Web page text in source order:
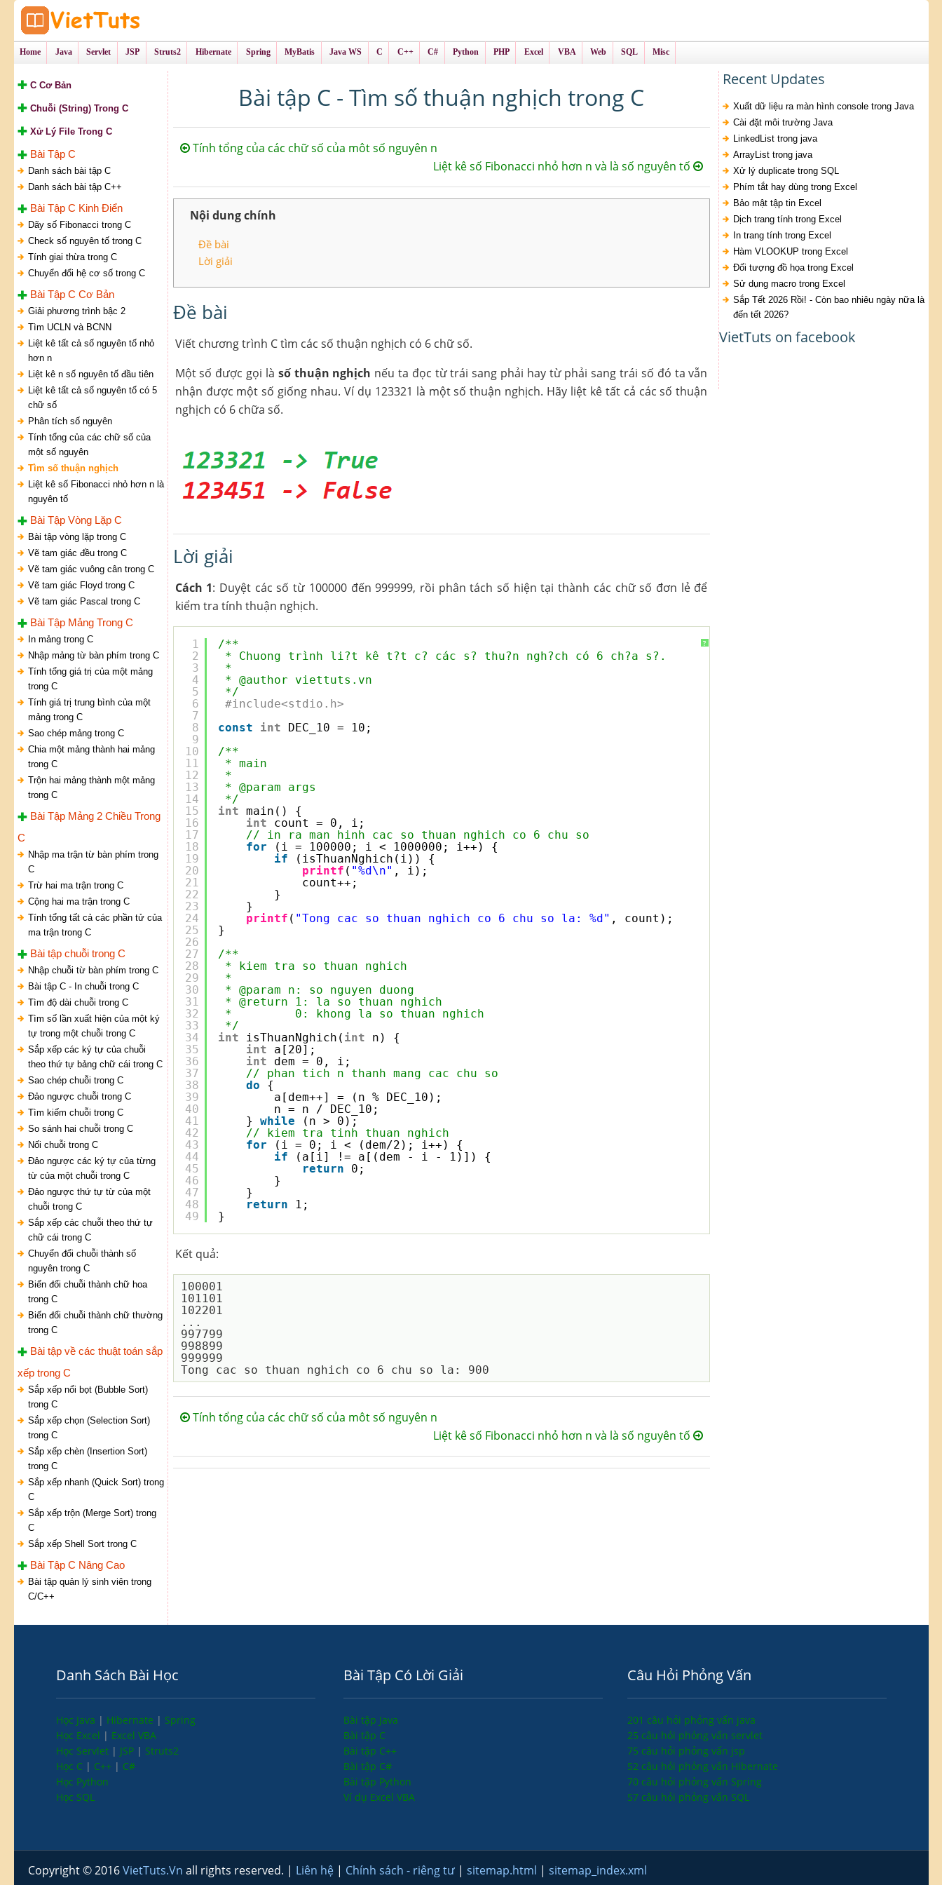
Home Java Servlet JSP Struts2 Hibernate Spring MyBatis Java WS C C++ C# Python PHP Excel VBA Web SQL Misc
C Cơ Bản
Chuỗi (String) Trong C
Xử Lý File Trong C
Bài Tập C
Danh sách bài tập C
Danh sách bài tập C++
Bài Tập C Kinh Điển
Dãy số Fibonacci trong C
Check số nguyên tố trong C
Tính giai thừa trong C
Chuyển đổi hệ cơ số trong C
Bài Tập C Cơ Bản
Giải phương trình bậc 2
Tìm UCLN và BCNN
Liệt kê tất cả số nguyên tố nhỏ
hơn n
Liệt kê n số nguyên tố đầu tiên
Liệt kê tất cả số nguyên tố có 5
chữ số
Phân tích số nguyên
Tính tổng của các chữ số của
một số nguyên
Tìm số thuận nghịch
Liệt kê số Fibonacci nhỏ hơn n là
nguyên tố
Bài Tập Vòng Lặp C
Bài tập vòng lặp trong C
Vẽ tam giác đều trong C
Vẽ tam giác vuông cân trong C
Vẽ tam giác Floyd trong C
Vẽ tam giác Pascal trong C
Bài Tập Mảng Trong C
In mảng trong C
Nhập mảng từ bàn phím trong C
Tính tổng giá trị của một mảng
trong C
Tính giá trị trung bình của một
mảng trong C
Sao chép mảng trong C
Chia một mảng thành hai mảng
trong C
Trộn hai mảng thành một mảng
trong C
Bài Tập Mảng 2 Chiều Trong
C
Nhập ma trận từ bàn phím trong
C
Trừ hai ma trận trong C
Cộng hai ma trận trong C
Tính tổng tất cả các phần tử của
ma trận trong C
Bài tập chuỗi trong C
Nhập chuỗi từ bàn phím trong C
Bài tập C - In chuỗi trong C
Tìm độ dài chuỗi trong C
Tìm số lần xuất hiện của một ký
tự trong một chuỗi trong C
Sắp xếp các ký tự của chuỗi
theo thứ tự bảng chữ cái trong C
Sao chép chuỗi trong C
Đảo ngược chuỗi trong C
Tìm kiếm chuỗi trong C
So sánh hai chuỗi trong C
Nối chuỗi trong C
Đảo ngược các ký tự của từng
từ của một chuỗi trong C
Đảo ngược thứ tự từ của một
chuỗi trong C
Sắp xếp các chuỗi theo thứ tự
chữ cái trong C
Chuyển đổi chuỗi thành số
nguyên trong C
Biến đổi chuỗi thành chữ hoa
trong C
Biến đổi chuỗi thành chữ thường
trong C
Bài tập về các thuật toán sắp
xếp trong C
Sắp xếp nổi bọt (Bubble Sort)
trong C
Sắp xếp chọn (Selection Sort)
trong C
Sắp xếp chèn (Insertion Sort)
trong C
Sắp xếp nhanh (Quick Sort) trong
C
Sắp xếp trộn (Merge Sort) trong
C
Sắp xếp Shell Sort trong C
Bài Tập C Nâng Cao
Bài tập quản lý sinh viên trong
C/C++
Bài tập C - Tìm số thuận nghịch trong C
Tính tổng của các chữ số của môt số nguyên n
Liệt kê số Fibonacci nhỏ hơn n và là số nguyên tố
Nội dung chính
Đề bài
Lời giải
Đề bài
Viết chương trình C tìm các số thuận nghịch có 6 chữ số.
Một số được gọi là số thuận nghịch nếu ta đọc từ trái sang phải hay từ phải sang trái số đó ta vẫn
nhận được một số giống nhau. Ví dụ 123321 là một số thuận nghịch. Hãy liệt kê tất cả các số thuận
nghịch có 6 chữa số.
Lời giải
Cách 1: Duyệt các số từ 100000 đến 999999, rồi phân tách số hiện tại thành các chữ số đơn lẻ để
kiểm tra tính thuận nghịch.
?
1
2
3
4
5
6
7
8
9
10
11
12
13
14
15
16
17
18
19
20
21
22
23
24
25
26
27
28
29
30
31
32
33
34
35
36
37
38
39
40
41
42
43
44
45
46
47
48
49
/**
* Chuong trình li?t kê t?t c? các s? thu?n ngh?ch có 6 ch?a s?.
*
* @author viettuts.vn
*/
#include<stdio.h>
const
int
DEC_10 = 10;
/**
* main
*
* @param args
*/
int main() {
int
count = 0, i;
// in ra man hinh cac so thuan nghich co 6 chu so
for
(i = 100000; i < 1000000; i++) {
if
(isThuanNghich(i)) {
printf ( "%d\n" , i);
count++;
}
}
printf ( "Tong cac so thuan nghich co 6 chu so la: %d" , count);
}
/**
* kiem tra so thuan nghich
*
* @param n: so nguyen duong
* @return 1: la so thuan nghich
*         0: khong la so thuan nghich
*/
int
isThuanNghich( int
n) {
int
a[20];
int
dem = 0, i;
// phan tich n thanh mang cac chu so
do
{
a[dem++] = (n % DEC_10);
n = n / DEC_10;
} while
(n > 0);
// kiem tra tinh thuan nghich
for
(i = 0; i < (dem/2); i++) {
if
(a[i] != a[(dem - i - 1)]) {
return
0;
}
}
return
1;
}
Kết quả:
100001
101101
102201
...
997799
998899
999999
Tính tổng của các chữ số của môt số nguyên n
Liệt kê số Fibonacci nhỏ hơn n và là số nguyên tố
Recent Updates
Xuất dữ liệu ra màn hình console trong Java
Cài đặt môi trường Java
LinkedList trong java
ArrayList trong java
Xử lý duplicate trong SQL
Phím tắt hay dùng trong Excel
Bảo mật tập tin Excel
Dịch trang tính trong Excel
In trang tính trong Excel
Hàm VLOOKUP trong Excel
Đối tượng đồ họa trong Excel
Sử dụng macro trong Excel
Sắp Tết 2026 Rồi! - Còn bao nhiêu ngày nữa là
đến tết 2026?
VietTuts on facebook
Danh Sách Bài Học
Học Java | Hibernate | Spring
Học Excel | Excel VBA
Học Servlet | JSP | Struts2
Học C | C++ | C#
Học Python
Học SQL
Bài Tập Có Lời Giải
Bài tập Java
Bài tập C
Bài tập C++
Bài tập C#
Bài tập Python
Ví dụ Excel VBA
Câu Hỏi Phỏng Vấn
201 câu hỏi phỏng vấn java
25 câu hỏi phỏng vấn servlet
75 câu hỏi phỏng vấn jsp
52 câu hỏi phỏng vấn Hibernate
70 câu hỏi phỏng vấn Spring
57 câu hỏi phỏng vấn SQL
Copyright © 2016VietTuts.Vn all rights reserved. | Liên hệ | Chính sách - riêng tư | sitemap.html | sitemap_index.xml